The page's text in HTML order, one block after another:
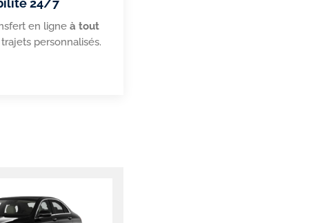
en ligneà tout
personnalisés.